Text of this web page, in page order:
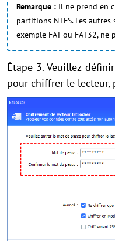
Remarque : Il ne prend en
partitions NTFS. Les
exemple FAT ou FAT32,
Étape 3. Veuillez
pour chiffrer le lecteur,